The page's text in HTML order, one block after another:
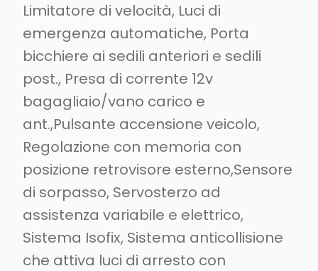
Limitatore di velocità, Luci di
emergenza automatiche, Porta
bicchiere ai sedili anteriori e sedili
post., Presa di corrente 12v
bagagliaio/vano carico e
ant.,Pulsante accensione veicolo,
Regolazione con memoria con
posizione retrovisore esterno,Sensore
di sorpasso, Servosterzo ad
assistenza variabile e elettrico,
Sistema Isofix, Sistema anticollisione
che attiva luci di arresto con